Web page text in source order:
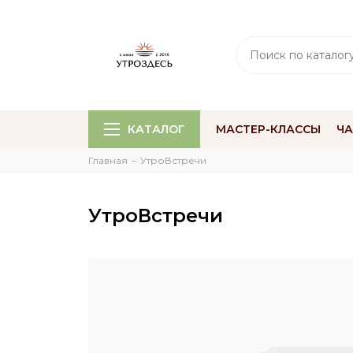
КАТАЛОГ МАСТЕР-КЛАССЫ
Главная УтроВстречи
УтроВстречи